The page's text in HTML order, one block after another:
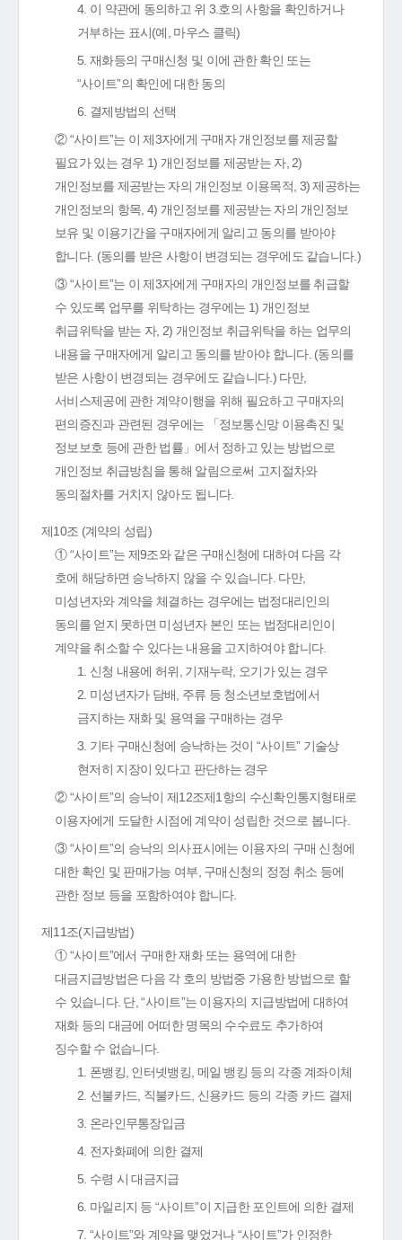
4. 이 약관에 동의하고 위 3.호의 사항을 확인하거나
거부하는 표시(예, 마우스 클릭)
5. 재화등의 구매신청 및 이에 관한 확인 또는
“사이트”의 확인에 대한 동의
6. 결제방법의 선택
② “사이트”는 이 제3자에게 구매자 개인정보를 제공할
필요가 있는 경우 1) 개인정보를 제공받는 자, 2)
개인정보를 제공받는 자의 개인정보 이용목적, 3) 제공하는
개인정보의 항목, 4) 개인정보를 제공받는 자의 개인정보
보유 및 이용기간을 구매자에게 알리고 동의를 받아야
합니다. (동의를 받은 사항이 변경되는 경우에도 같습니다.)
③ “사이트”는 이 제3자에게 구매자의 개인정보를 취급할
수 있도록 업무를 위탁하는 경우에는 1) 개인정보
취급위탁을 받는 자, 2) 개인정보 취급위탁을 하는 업무의
내용을 구매자에게 알리고 동의를 받아야 합니다. (동의를
받은 사항이 변경되는 경우에도 같습니다.) 다만,
서비스제공에 관한 계약이행을 위해 필요하고 구매자의
편의증진과 관련된 경우에는 「정보통신망 이용촉진 및
정보보호 등에 관한 법률」에서 정하고 있는 방법으로
개인정보 취급방침을 통해 알림으로써 고지절차와
동의절차를 거치지 않아도 됩니다.
제10조 (계약의 성립)
① “사이트”는 제9조와 같은 구매신청에 대하여 다음 각
호에 해당하면 승낙하지 않을 수 있습니다. 다만,
미성년자와 계약을 체결하는 경우에는 법정대리인의
동의를 얻지 못하면 미성년자 본인 또는 법정대리인이
계약을 취소할 수 있다는 내용을 고지하여야 합니다.
1. 신청 내용에 허위, 기재누락, 오기가 있는 경우
2. 미성년자가 담배, 주류 등 청소년보호법에서
금지하는 재화 및 용역을 구매하는 경우
3. 기타 구매신청에 승낙하는 것이 “사이트” 기술상
현저히 지장이 있다고 판단하는 경우
② “사이트”의 승낙이 제12조제1항의 수신확인통지형태로
이용자에게 도달한 시점에 계약이 성립한 것으로 봅니다.
③ “사이트”의 승낙의 의사표시에는 이용자의 구매 신청에
대한 확인 및 판매가능 여부, 구매신청의 정정 취소 등에
관한 정보 등을 포함하여야 합니다.
제11조(지급방법)
① “사이트”에서 구매한 재화 또는 용역에 대한
대금지급방법은 다음 각 호의 방법중 가용한 방법으로 할
수 있습니다. 단, “사이트”는 이용자의 지급방법에 대하여
재화 등의 대금에 어떠한 명목의 수수료도 추가하여
징수할 수 없습니다.
1. 폰뱅킹, 인터넷뱅킹, 메일 뱅킹 등의 각종 계좌이체
2. 선불카드, 직불카드, 신용카드 등의 각종 카드 결제
3. 온라인무통장입금
4. 전자화폐에 의한 결제
5. 수령 시 대금지급
6. 마일리지 등 “사이트”이 지급한 포인트에 의한 결제
7. “사이트”와 계약을 맺었거나 “사이트”가 인정한